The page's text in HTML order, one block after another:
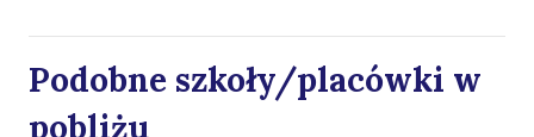
Podobne szkoły/placówki w
pobliżu